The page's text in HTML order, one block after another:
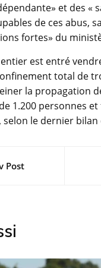
et des «
de ces abus,
fortes» du
est entré
total de
la propagation
1.200 personnes
selon le dernier bilan
Post